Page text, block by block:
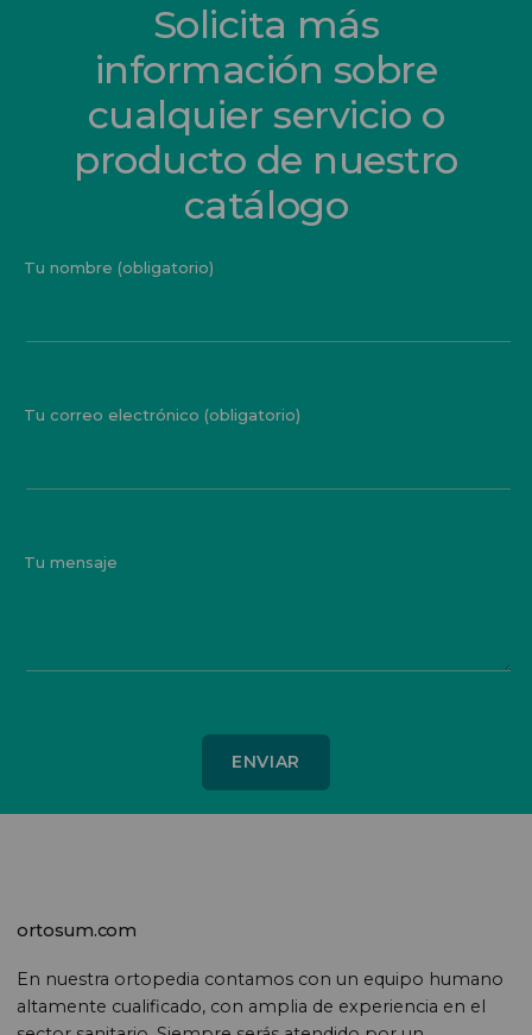
Solicita más
información sobre
cualquier servicio o
producto de nuestro
catálogo
Tu nombre (obligatorio)
Tu correo electrónico (obligatorio)
Tu mensaje
ortosum.com
En nuestra ortopedia contamos con un equipo humano
altamente cualificado, con amplia de experiencia en el